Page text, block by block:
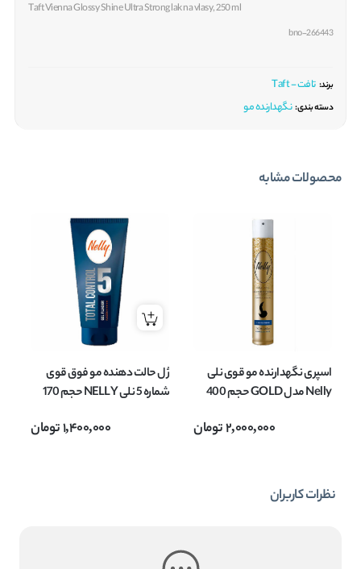
Taft Vienna Glossy Shine Ultra Strong lak na vlasy, 250 ml
bno-266443
برند: تافت - Taft
دسته بندی: نگهدارنده مو
محصولات مشابه
اسپری نگهدارنده مو قوی نلی
Nelly مدل GOLD حجم 400
2,000,000تومان
ژل حالت دهنده مو فوق قوی
شماره 5 نلی NELLY حجم 170
1,400,000تومان
نظرات کاربران